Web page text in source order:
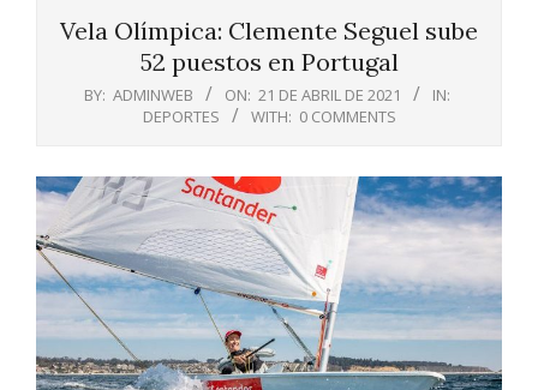
Vela Olímpica: Clemente Seguel sube
52 puestos en Portugal
BY: ADMINWEB ON: 21 DE ABRIL DE 2021
IN:
DEPORTES
WITH: 0 COMMENTS